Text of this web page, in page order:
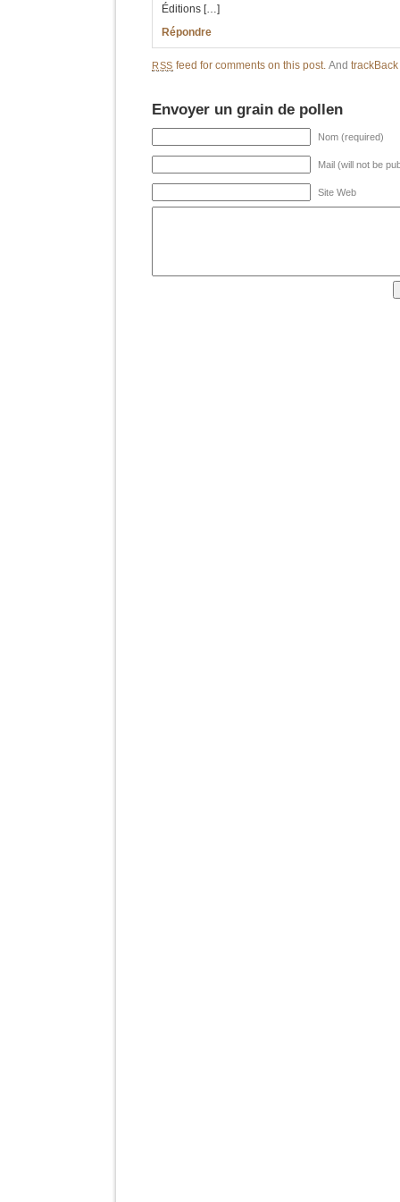
Éditions […]
Répondre
RSS feed for comments on this post. And
Envoyer un grain de pollen
Nom (required)
Mail (will not be
Site Web